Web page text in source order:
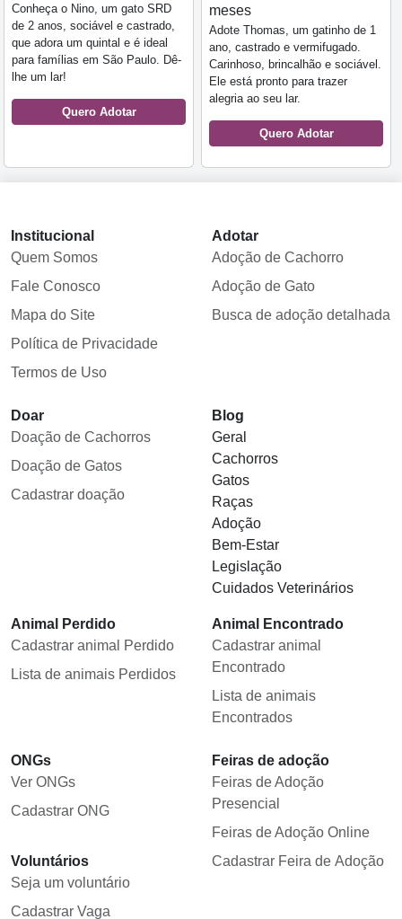
Conheça o Nino, um gato SRD
de 2 anos, sociável e castrado,
que adora um quintal e é ideal
para famílias em São Paulo. Dê-
lhe um lar!
Quero Adotar
meses
Adote Thomas, um gatinho de 1
ano, castrado e vermifugado.
Carinhoso, brincalhão e sociável.
Ele está pronto para trazer
alegria ao seu lar.
Quero Adotar
Institucional
Quem Somos
Fale Conosco
Mapa do Site
Política de Privacidade
Termos de Uso
Adotar
Adoção de Cachorro
Adoção de Gato
Busca de adoção detalhada
Doar
Doação de Cachorros
Doação de Gatos
Cadastrar doação
Blog
Geral
Cachorros
Gatos
Raças
Adoção
Bem-Estar
Legislação
Cuidados Veterinários
Animal Perdido
Cadastrar animal Perdido
Lista de animais Perdidos
Animal Encontrado
Cadastrar animal
Encontrado
Lista de animais
Encontrados
ONGs
Ver ONGs
Cadastrar ONG
Voluntários
Seja um voluntário
Cadastrar Vaga
Feiras de adoção
Feiras de Adoção
Presencial
Feiras de Adoção Online
Cadastrar Feira de Adoção